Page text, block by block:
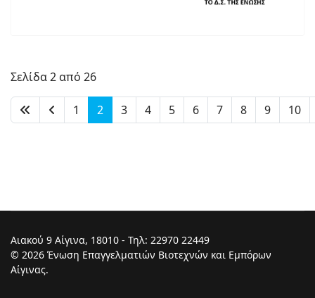
Σελίδα 2 από 26
1 2 3 4 5 6 7 8 9 10
Αιακού 9 Αίγινα, 18010 - Τηλ: 22970 22449
© 2026 Ένωση Επαγγελματιών Βιοτεχνών και Εμπόρων
Αίγινας.